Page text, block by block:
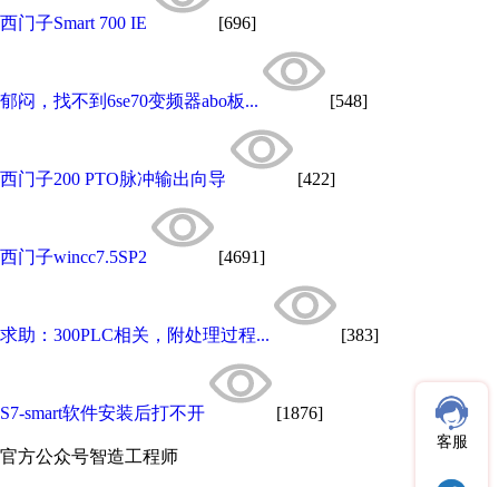
西门子Smart 700 IE [696]
郁闷，找不到6se70变频器abo板... [548]
西门子200 PTO脉冲输出向导 [422]
西门子wincc7.5SP2 [4691]
求助：300PLC相关，附处理过程... [383]
S7-smart软件安装后打不开 [1876]
官方公众号智造工程师
客服